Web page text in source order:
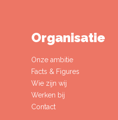
Organisatie
Onze ambitie
Facts & Figures
Wie zijn wij
Werken bij
Contact